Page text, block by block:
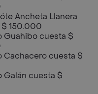
Ancheta Llanera
150.000
Guahibo cuesta $
Cachacero cuesta $
Galán cuesta $